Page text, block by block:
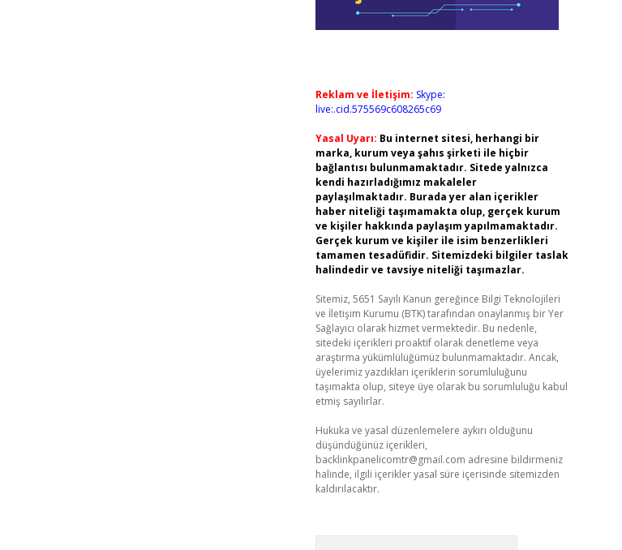
Reklam ve İletişim: Skype:
live:.cid.575569c608265c69
Yasal Uyarı: Bu internet sitesi, herhangi bir
marka, kurum veya şahıs şirketi ile hiçbir
bağlantısı bulunmamaktadır. Sitede yalnızca
kendi hazırladığımız makaleler
paylaşılmaktadır. Burada yer alan içerikler
haber niteliği taşımamakta olup, gerçek kurum
ve kişiler hakkında paylaşım yapılmamaktadır.
Gerçek kurum ve kişiler ile isim benzerlikleri
tamamen tesadüfidir. Sitemizdeki bilgiler taslak
halindedir ve tavsiye niteliği taşımazlar.
Sitemiz, 5651 Sayılı Kanun gereğince Bilgi Teknolojileri
ve İletişim Kurumu (BTK) tarafından onaylanmış bir Yer
Sağlayıcı olarak hizmet vermektedir. Bu nedenle,
sitedeki içerikleri proaktif olarak denetleme veya
araştırma yükümlülüğümüz bulunmamaktadır. Ancak,
üyelerimiz yazdıkları içeriklerin sorumluluğunu
taşımakta olup, siteye üye olarak bu sorumluluğu kabul
etmiş sayılırlar.
Hukuka ve yasal düzenlemelere aykırı olduğunu
düşündüğünüz içerikleri,
backlinkpanelicomtr@gmail.com adresine bildirmeniz
halinde, ilgili içerikler yasal süre içerisinde sitemizden
kaldırılacaktır.